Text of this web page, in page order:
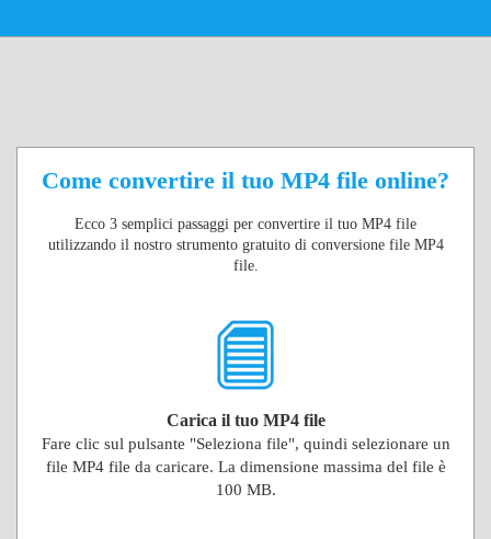
Come convertire il tuo MP4 file online?
Ecco 3 semplici passaggi per convertire il tuo MP4 file
utilizzando il nostro strumento gratuito di conversione file MP4
file.
Carica il tuo MP4 file
Fare clic sul pulsante "Seleziona file", quindi selezionare un
file MP4 file da caricare. La dimensione massima del file è
100 MB.